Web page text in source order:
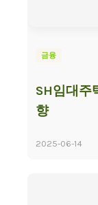
금융
SH임대주
향
2025-06-14